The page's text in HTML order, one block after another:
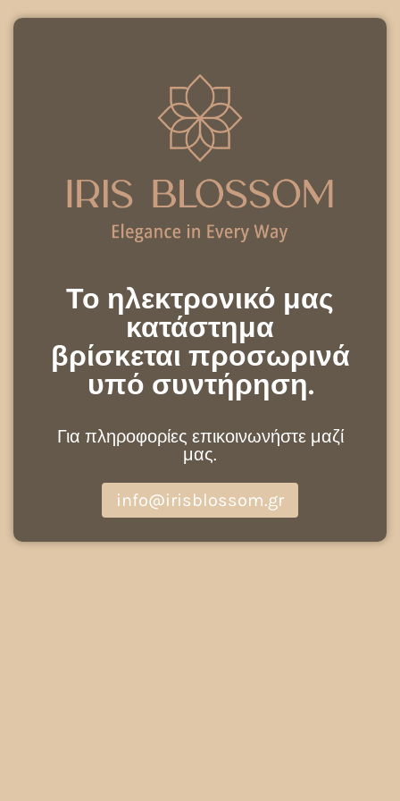
Το ηλεκτρονικό μας
κατάστημα
βρίσκεται προσωρινά
υπό συντήρηση.
Για πληροφορίες επικοινωνήστε μαζί
μας.
info@irisblossom.gr